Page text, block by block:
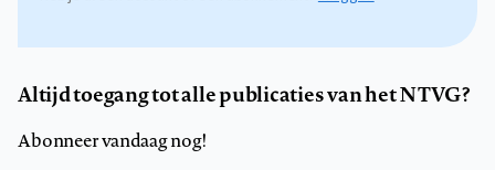
Altijd toegang tot alle publicaties van het NTVG?
Abonneer vandaag nog!